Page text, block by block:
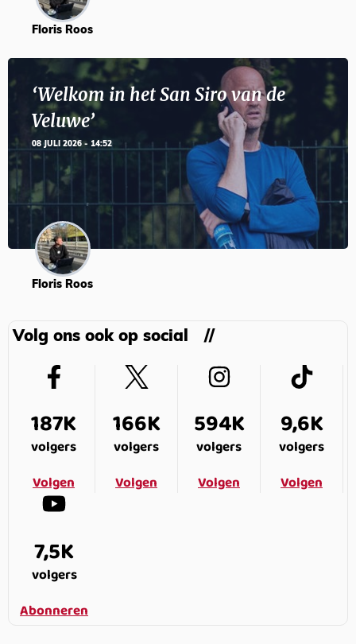
Floris Roos
‘Welkom in het San Siro van de
Veluwe’
08 JULI 2026 - 14:52
Floris Roos
Volg ons ook op social
187K
volgers
Volgen
166K
volgers
Volgen
594K
volgers
Volgen
9,6K
volgers
Volgen
7,5K
volgers
Abonneren